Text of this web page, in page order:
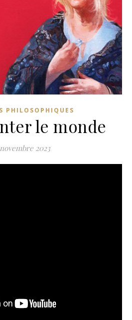
PHILOSOPHIQUES
le monde
2023